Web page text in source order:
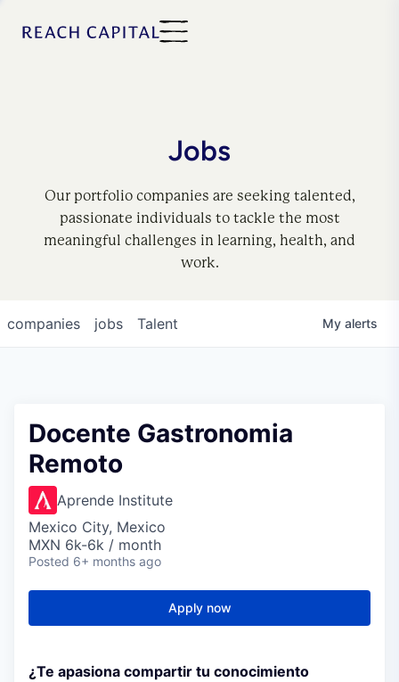
Jobs
Our portfolio companies are seeking talented,
passionate individuals to tackle the most
meaningful challenges in learning, health, and
work.
jobs
companies Talent My alerts
Docente Gastronomia
Remoto
Aprende Institute
Mexico City, Mexico
MXN 6k-6k / month
Posted 6+ months ago
Apply now
¿Te apasiona compartir tu conocimiento